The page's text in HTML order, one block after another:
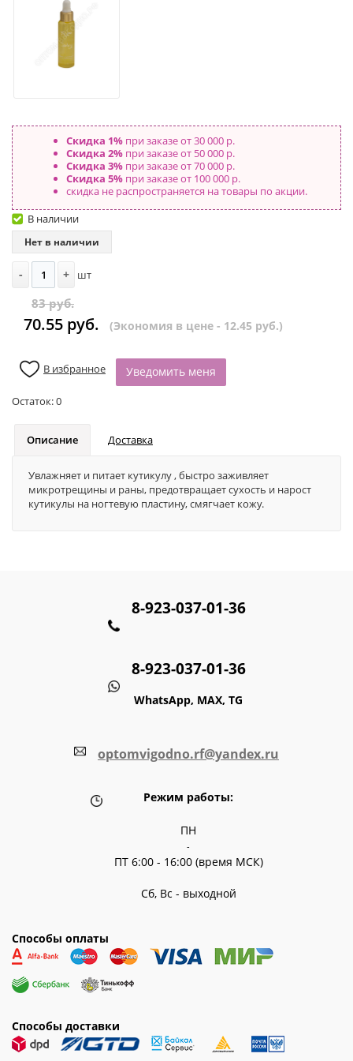
Скидка 1%при заказе от 30 000 р.
Скидка 2%при заказе от 50 000 р.
Скидка 3%при заказе от 70 000 р.
Скидка 5%при заказе от 100 000 р.
скидка не распространяется на товары по акции.
В наличии
Нет в наличии
- + шт
83 руб.
70.55 руб. (Экономия в цене - 12.45 руб.)
В избранное Уведомить меня
Остаток:0
Описание Доставка
Увлажняет и питает кутикулу , быстро заживляет
микротрещины и раны, предотвращает сухость и нарост
кутикулы на ногтевую пластину, смягчает кожу.
8-923-037-01-36
8-923-037-01-36
WhatsApp, MAX, TG
optomvigodno.rf@yandex.ru
Режим работы:
ПН
-
ПТ 6:00 - 16:00 (время МСК)
Сб, Вс - выходной
Способы оплаты
Способы доставки